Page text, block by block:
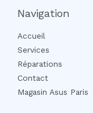
Navigation
Accueil
Services
Réparations
Contact
Magasin Asus Paris